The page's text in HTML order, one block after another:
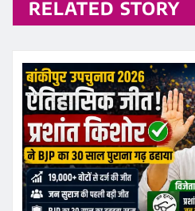
RELATED STORY